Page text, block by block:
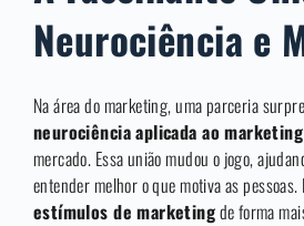
Neurociência e
Na área do marketing, uma parceria
neurociência aplicada ao marketing
mercado. Essa união mudou o jogo,
entender melhor o que motiva as
estímulos de marketingde forma